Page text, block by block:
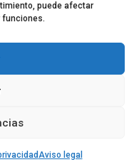
puede afectar
funciones.
Aviso legal